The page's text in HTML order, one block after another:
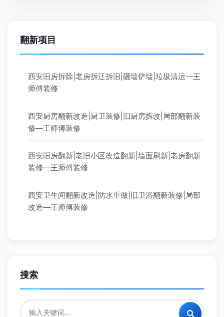
翻新项目
西安旧房拆除|老房拆迁拆旧|砸墙铲墙|垃圾清运—王
师傅装修
西安厨房翻新改造|厨卫装修|旧厨房拆改|局部翻新装
修—王师傅装修
西安旧房翻新|老旧小区改造翻新|墙面刷新|老房翻新
装修—王师傅装修
西安卫生间翻新改造|防水重做|旧卫浴翻新装修|局部
改造—王师傅装修
搜索